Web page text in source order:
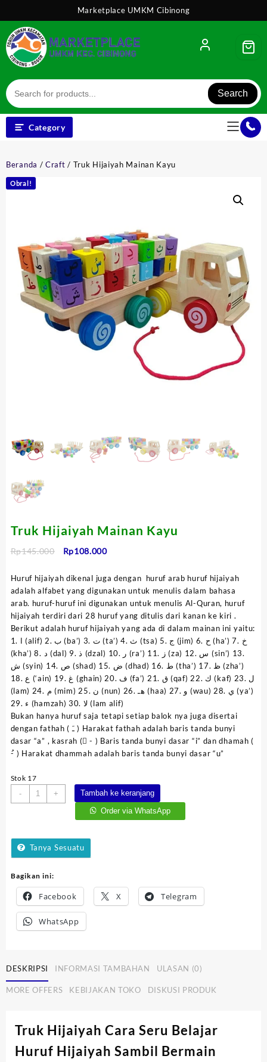
content
Marketplace UMKM Cibinong
Search
Category
Beranda /Craft / Truk Hijaiyah Mainan Kayu
Obral!
Truk Hijaiyah Mainan Kayu
Rp145.000
Harga
adalah:
Rp145.000.
Rp108.000Harga
ini
adalah:
Rp108.000.
Huruf hijaiyah dikenal juga dengan huruf arab huruf hijaiyah
adalah alfabet yang digunakan untuk menulis dalam bahasa
arab. huruf-huruf ini digunakan untuk menulis Al-Quran, huruf
hijaiyah terdiri dari 28 huruf yang ditulis dari kanan ke kiri .
Berikut adalah huruf hijaiyah yang ada di dalam mainan ini yaitu:
1. ا (alif) 2. ب (ba’) 3. ت (ta’) 4. ث (tsa) 5. ج (jim) 6. ح (ha’) 7. خ
(kha’) 8. د (dal) 9. ذ (dzal) 10. ر (ra’) 11. ز (za) 12. س (sin’) 13.
ش (syin) 14. ص (shad) 15. ض (dhad) 16. ط (tha’) 17. ظ (zha’)
18. ع (‘ain) 19. غ (ghain) 20. ف (fa’) 21. ق (qaf) 22. ك (kaf) 23. ل
(lam) 24. م (mim) 25. ن (nun) 26. هـ (haa) 27. و (wau) 28. ي (ya’)
29. ء (hamzah) 30. لا (lam alif)
Bukan hanya huruf saja tetapi setiap balok nya juga disertai
dengan fathah ( ﹷ ) Harakat fathah adalah baris tanda bunyi
dasar “a” , kasrah ( ِ- ) Baris tanda bunyi dasar “i” dan dhamah (
ُ- ) Harakat dhammah adalah baris tanda bunyi dasar “u”
Stok 17
-
Kuantitas
Truk
Kayu
+
Tambah ke keranjang
Order via WhatsApp
Tanya Sesuatu
Bagikan ini:
Facebook X Telegram
WhatsApp
DESKRIPSI INFORMASI TAMBAHAN ULASAN (0)
MORE OFFERS KEBIJAKAN TOKO DISKUSI PRODUK
Truk Hijaiyah Cara Seru Belajar
Huruf Hijaiyah Sambil Bermain